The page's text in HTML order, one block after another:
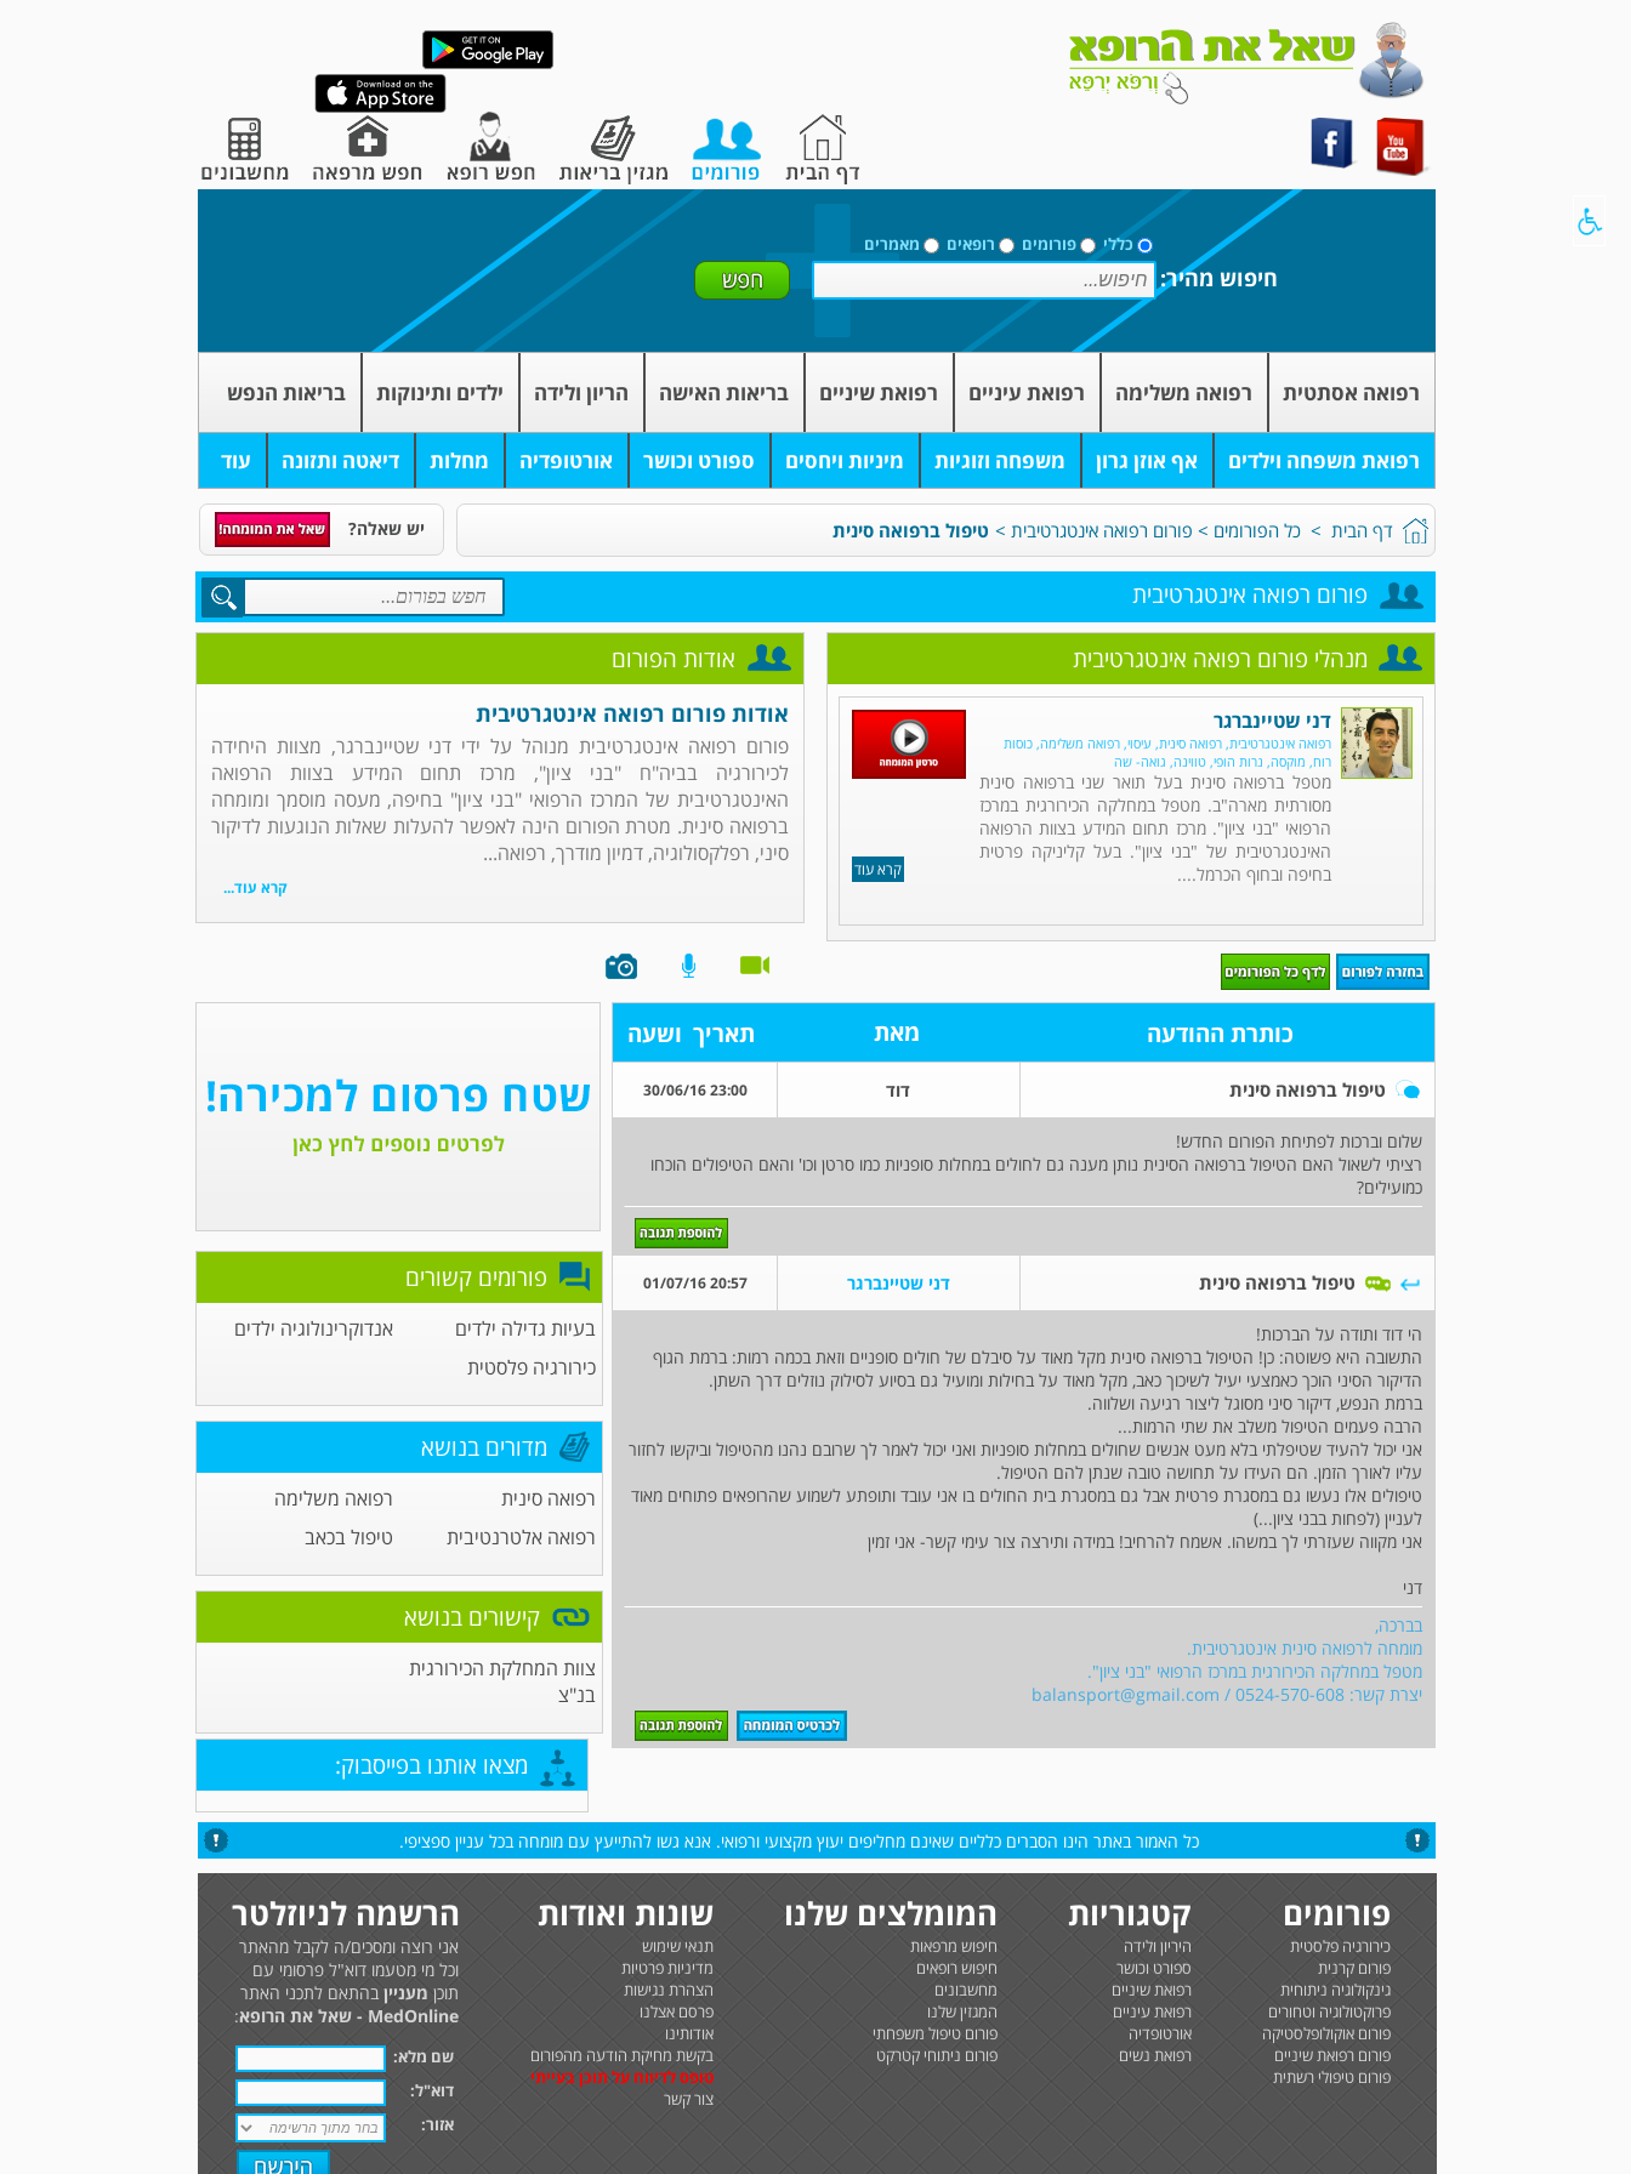
כללי פורומים רופאים מאמרים
חיפוש מהיר:
רפואה אסתטית רפואה משלימה רפואת עיניים רפואת שיניים בריאות האישה הריון ולידה ילדים ותינוקות בריאות הנפש
רפואת משפחה וילדים אף אוזן גרון משפחה וזוגיות מיניות ויחסים ספורט וכושר אורטופדיה מחלות דיאטה ותזונה עוד
דף הבית > כל הפורומים > פורום רפואה אינטגרטיבית > טיפול ברפואה סינית יש שאלה?
פורום רפואה אינטגרטיבית
אודות הפורום
אודות פורום רפואה אינטגרטיבית
פורום רפואה אינטגרטיבית מנוהל על ידי דני שטיינברגר, מצוות היחידה
לכירורגיה בביה"ח "בני ציון", מרכז תחום המידע בצוות הרפואה
האינטגרטיבית של המרכז הרפואי "בני ציון" בחיפה, מעסה מוסמך ומומחה
ברפואה סינית. מטרת הפורום הינה לאפשר להעלות שאלות הנוגעות לדיקור
סיני, רפלקסולוגיה, דמיון מודרך, רפואה...
קרא עוד...
מנהלי פורום רפואה אינטגרטיבית
קרא עוד
דני שטיינברגר
רפואה אינטגרטיבית, רפואה סינית, עיסוי, רפואה משלימה, כוסות
רוח, מוקסה, נרות הופי, טווינה, גואה- שה
מטפל ברפואה סינית בעל תואר שני ברפואה סינית
מסורתית מארה"ב. מטפל במחלקה הכירורגית במרכז
הרפואי "בני ציון". מרכז תחום המידע בצוות הרפואה
האינטגרטיבית של "בני ציון". בעל קליניקה פרטית
בחיפה ובחוף הכרמל....
כותרת ההודעה מאת תאריך ושעה
טיפול ברפואה סינית דוד 23:00 30/06/16
שלום וברכות לפתיחת הפורום החדש!
רציתי לשאול האם הטיפול ברפואה הסינית נותן מענה גם לחולים במחלות סופניות כמו סרטן וכו' והאם הטיפולים הוכחו
כמועילים?
טיפול ברפואה סינית דני שטיינברגר 20:57 01/07/16
הי דוד ותודה על הברכות!
התשובה היא פשוטה: כן! הטיפול ברפואה סינית מקל מאוד על סיבלם של חולים סופניים וזאת בכמה רמות: ברמת הגוף
הדיקור הסיני הוכך כאמצעי יעיל לשיכוך כאב, מקל מאוד על בחילות ומועיל גם בסיוע לסילוק נוזלים דרך השתן.
ברמת הנפש, דיקור סיני מסוגל ליצור רגיעה ושלווה.
הרבה פעמים הטיפול משלב את שתי הרמות...
אני יכול להעיד שטיפלתי בלא מעט אנשים שחולים במחלות סופניות ואני יכול לאמר לך שרובם נהנו מהטיפול וביקשו לחזור
עליו לאורך הזמן. הם העידו על תחושה טובה שנתן להם הטיפול.
טיפולים אלו נעשו גם במסגרת פרטית אבל גם במסגרת בית החולים בו אני עובד ותופתע לשמוע שהרופאים פתוחים מאוד
לעניין (לפחות בבני ציון...)
אני מקווה שעזרתי לך במשהו. אשמח להרחיב! במידה ותירצה צור עימי קשר- אני זמין
דני
בברכה,
מומחה לרפואה סינית אינטגרטיבית.
מטפל במחלקה הכירורגית במרכז הרפואי "בני ציון".
יצרת קשר: 0524-570-608 /
balansport@gmail.com
פורומים קשורים
בעיות גדילה ילדים
אנדוקרינולוגיה ילדים
כירורגיה פלסטית
מדורים בנושא
רפואה סינית
רפואה משלימה
רפואה אלטרנטיבית
טיפול בכאב
קישורים בנושא
צוות המחלקת הכירורגית
בנ"צ
מצאו אותנו בפייסבוק:
כל האמור באתר הינו הסברים כלליים שאינם מחליפים יעוץ מקצועי ורפואי. אנא גשו להתייעץ עם מומחה בכל עניין ספציפי.
פורומים
כירורגיה פלסטית
פורום קרנית
גינקולוגיה ניתוחית
פרוקטולוגיה וטחורים
פורום אוקולופלסטיקה
פורום רפואת שיניים
פורום טיפולי רשתית
קטגוריות
היריון ולידה
ספורט וכושר
רפואת שיניים
רפואת עיניים
אורטופדיה
רפואת נשים
המומלצים שלנו
חיפוש מרפאות
חיפוש רופאים
מחשבונים
המגזין שלנו
פורום טיפול משפחתי
פורום ניתוחי קטרקט
שונות ואודות
תנאי שימוש
מדיניות פרטיות
הצהרת נגישות
פרסם אצלנו
אודותינו
בקשת מחיקת הודעה מהפורום
טופס לדיווח על תוכן בעייתי
צור קשר
הרשמה לניוזלטר
אני רוצה ומסכים/ה לקבל מהאתר
וכל מי מטעמו דוא"ל פרסומי עם
תוכן מענייןבהתאם לתכני האתר
MedOnline - שאל את הרופא
:
שם מלא:
דוא"ל:
אזור: